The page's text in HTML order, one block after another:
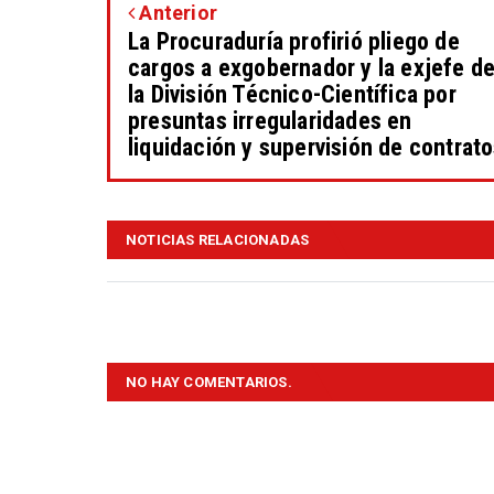
Anterior
La Procuraduría profirió pliego de
cargos a exgobernador y la exjefe
la División Técnico-Científica por
presuntas irregularidades en
liquidación y supervisión de
NOTICIAS RELACIONADAS
NO HAY COMENTARIOS.